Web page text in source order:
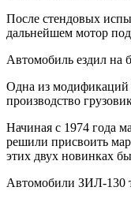
После стендовых
дальнейшем мотор
Автомобиль ездил на
Одна из модификаций
производство
Начиная с 1974 года
решили присвоить
этих двух новинках
Автомобили ЗИЛ-130